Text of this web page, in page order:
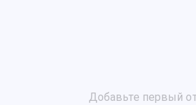
Добавьте первый